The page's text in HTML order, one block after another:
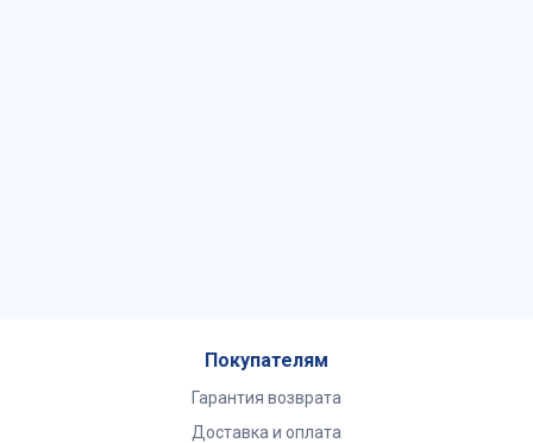
Покупателям
Гарантия возврата
Доставка и оплата